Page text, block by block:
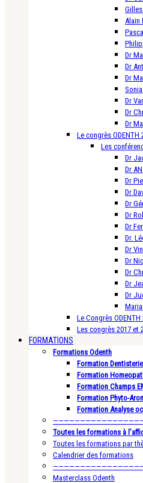
Alain
Dr
Dr
Dr
Dr
Dr
Dr
Le congrès ODENTH
Les
Dr
Dr
Dr
Dr
Dr
Dr
Dr
Dr.
Dr
Dr
Dr
Dr
Dr
Le Congrès ODENTH
Les congrès 2017 et
FORMATIONS
Formations Odenth
Formation
Formation
Formation Champs
Formation Phyto-
Formation Analyse
Toutes les formations à
Toutes les formations par
Calendrier des formations
Masterclass Odenth